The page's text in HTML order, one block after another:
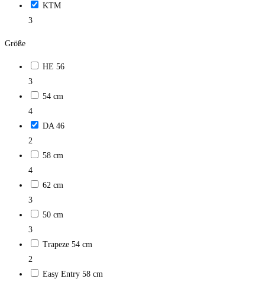
KTM
3
Größe
HE 56
3
54 cm
4
DA 46
2
58 cm
4
62 cm
3
50 cm
3
Trapeze 54 cm
2
Easy Entry 58 cm